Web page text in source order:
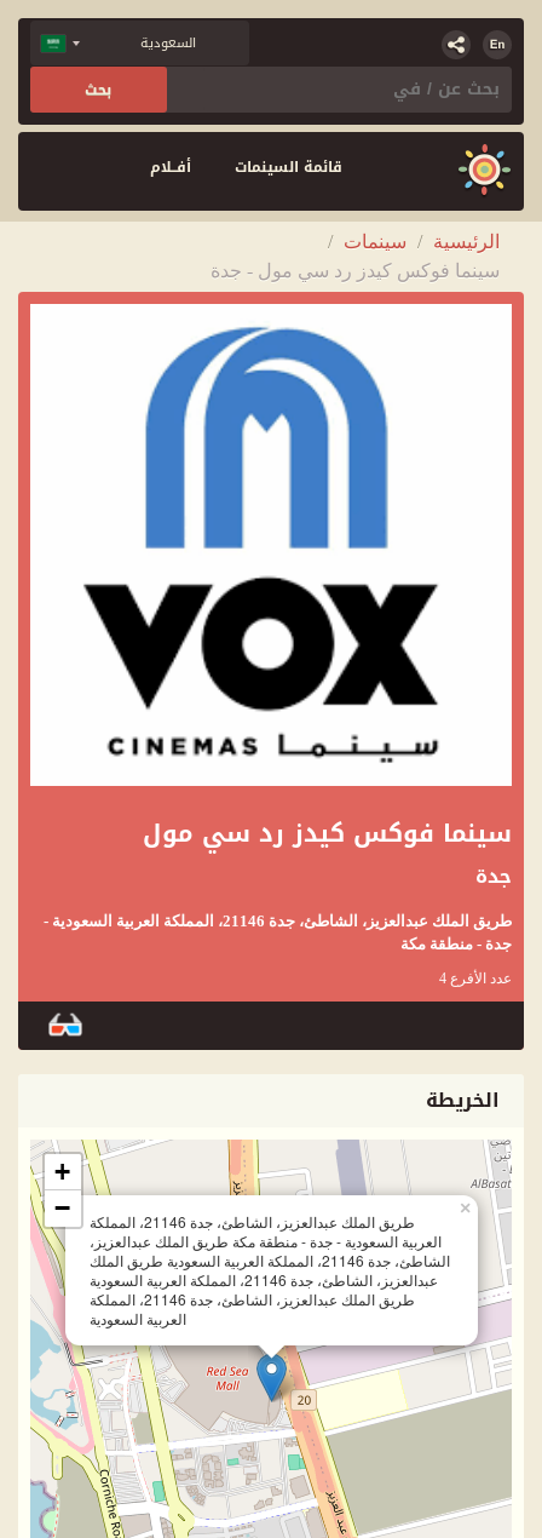
قائمة السينمات أفــلام
الرئيسية / سينمات /
سينما فوكس كيدز رد سي مول - جدة
سينما فوكس كيدز رد سي مول
جدة
طريق الملك عبدالعزيز، الشاطئ، جدة 21146، المملكة العربية السعودية -
جدة - منطقة مكة
عدد الأفرع 4
الخريطة
طريق الملك عبدالعزيز، الشاطئ، جدة 21146، المملكة
العربية السعودية - جدة - منطقة مكة طريق الملك عبدالعزيز،
الشاطئ، جدة 21146، المملكة العربية السعودية طريق الملك
عبدالعزيز، الشاطئ، جدة 21146، المملكة العربية السعودية
طريق الملك عبدالعزيز، الشاطئ، جدة 21146، المملكة
العربية السعودية
×
+
−